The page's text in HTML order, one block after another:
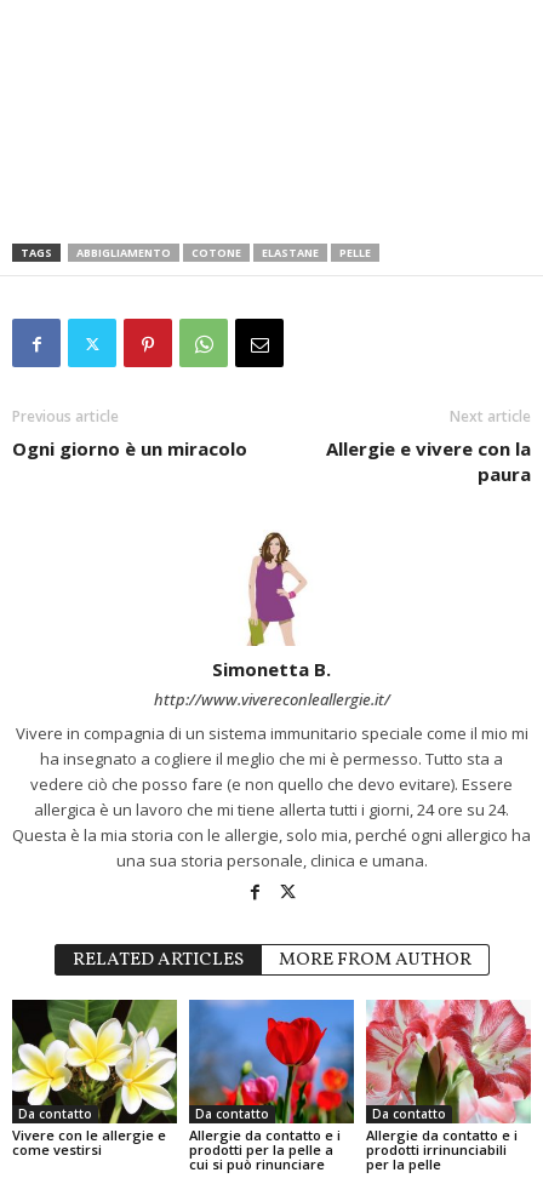
TAGS ABBIGLIAMENTO COTONE ELASTANE PELLE
Previous article
Ogni giorno è un miracolo
Next article
Allergie e vivere con la
paura
Simonetta B.
http://www.vivereconleallergie.it/
Vivere in compagnia di un sistema immunitario speciale come il mio mi
ha insegnato a cogliere il meglio che mi è permesso. Tutto sta a
vedere ciò che posso fare (e non quello che devo evitare). Essere
allergica è un lavoro che mi tiene allerta tutti i giorni, 24 ore su 24.
Questa è la mia storia con le allergie, solo mia, perché ogni allergico ha
una sua storia personale, clinica e umana.
RELATED ARTICLES MORE FROM AUTHOR
Da contatto
Vivere con le allergie e
come vestirsi
Da contatto
Allergie da contatto e i
prodotti per la pelle a
cui si può rinunciare
Da contatto
Allergie da contatto e i
prodotti irrinunciabili
per la pelle